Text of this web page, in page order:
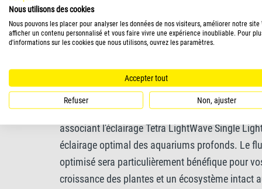
Informations
Passer à la technologie LED moderne n'a
associant l'éclairage Tetra LightWave Single
éclairage optimal des aquariums profonds. Le
optimisé sera particulièrement bénéfique pour
croissance des plantes et un écosystème intact
Nous utilisons des cookies
Nous pouvons les placer pour analyser les données de nos visiteurs, améliorer notre site
afficher un contenu personnalisé et vous faire vivre une expérience inoubliable. Pour
d'informations sur les cookies que nous utilisons, ouvrez les paramètres.
Accepter tout
Refuser Non, ajuster